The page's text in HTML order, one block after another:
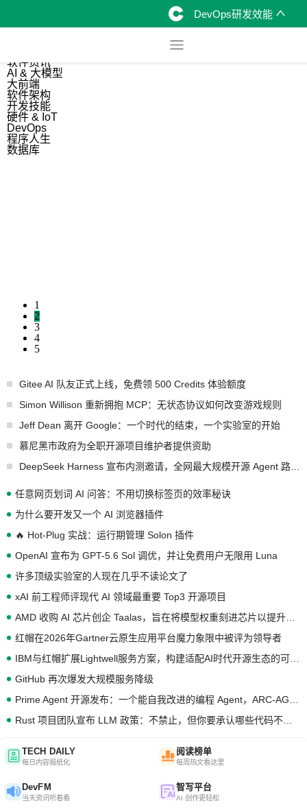
DevOps研发效能
软件资讯
AI & 大模型
大前端
软件架构
开发技能
硬件 & IoT
DevOps
程序人生
数据库
1
2
3
4
5
Gitee AI 队友正式上线，免费领 500 Credits 体验额度
Simon Willison 重新拥抱 MCP：无状态协议如何改变游戏规则
Jeff Dean 离开 Google：一个时代的结束，一个实验室的开始
慕尼黑市政府为全职开源项目维护者提供资助
任意网页划词 AI 问答：不用切换标签页的效率秘诀
为什么要开发又一个 AI 浏览器插件
🔥 Hot-Plug 实战：运行期管理 Solon 插件
OpenAI 宣布为 GPT-5.6 Sol 调优，并让免费用户无限用 Luna
许多顶级实验室的人现在几乎不读论文了
xAI 前工程师评现代 AI 领域最重要 Top3 开源项目
红帽在2026年Gartner云原生应用平台魔力象限中被评为领导者
GitHub 再次爆发大规模服务降级
TECH DAILY
每日内容报纸化
阅读榜单
每周热文看这里
DevFM
当天资讯听着看
智写平台
AI 创作更轻松